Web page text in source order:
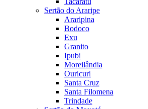
Sertão do Araripe
Araripina
Bodoco
Exu
Granito
Ipubi
Moreilândia
Ouricuri
Santa Cruz
Santa Filomena
Trindade